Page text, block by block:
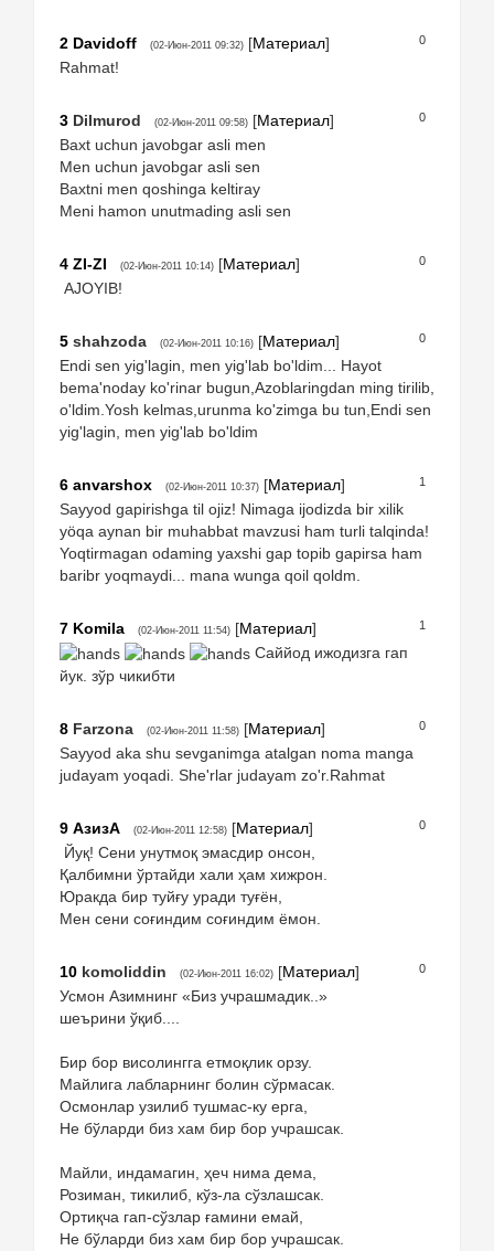
0
2 Davidoff (02-Июн-2011 09:32) [Материал]
Rahmat!
0
3 Dilmurod (02-Июн-2011 09:58) [Материал]
Baxt uchun javobgar asli men
Men uchun javobgar asli sen
Baxtni men qoshinga keltiray
Meni hamon unutmading asli sen
0
4 ZI-ZI (02-Июн-2011 10:14) [Материал]
AJOYIB!
0
5 shahzoda (02-Июн-2011 10:16) [Материал]
Endi sen yig'lagin, men yig'lab bo'ldim... Hayot
bema'noday ko'rinar bugun,Azoblaringdan ming tirilib,
o'ldim.Yosh kelmas,urunma ko'zimga bu tun,Endi sen
yig'lagin, men yig'lab bo'ldim
1
6 anvarshox (02-Июн-2011 10:37) [Материал]
Sayyod gapirishga til ojiz! Nimaga ijodizda bir xilik
yöqa aynan bir muhabbat mavzusi ham turli talqinda!
Yoqtirmagan odaming yaxshi gap topib gapirsa ham
baribr yoqmaydi... mana wunga qoil qoldm.
1
7 Komila (02-Июн-2011 11:54) [Материал]
Саййод ижодизга гап
йук. зўр чикибти
0
8 Farzona (02-Июн-2011 11:58) [Материал]
Sayyod aka shu sevganimga atalgan noma manga
judayam yoqadi. She'rlar judayam zo'r.Rahmat
0
9 АзизА (02-Июн-2011 12:58) [Материал]
Йуқ! Сени унутмоқ эмасдир онсон,
Қалбимни ўртайди хали ҳам хижрон.
Юракда бир туйғу уради туғён,
Мен сени соғиндим соғиндим ёмон.
0
10 komoliddin (02-Июн-2011 16:02) [Материал]
Усмон Азимнинг «Биз учрашмадик..»
шеърини ўқиб....
Бир бор висолингга етмоқлик орзу.
Майлига лабларнинг болин сўрмасак.
Осмонлар узилиб тушмас-ку ерга,
Не бўларди биз хам бир бор учрашсак.
Майли, индамагин, ҳеч нима дема,
Розиман, тикилиб, кўз-ла сўзлашсак.
Ортиқча гап-сўзлар ғамини емай,
Не бўларди биз хам бир бор учрашсак.